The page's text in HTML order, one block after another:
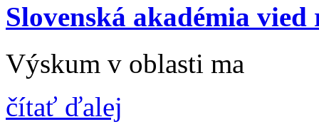
Slovenská akadémia vied
Výskum v oblasti ma
čítať ďalej